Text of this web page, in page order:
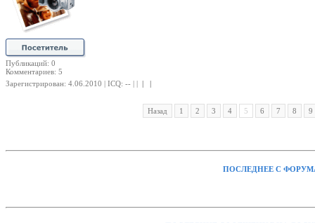
Публикаций: 0
Комментариев: 5
Зарегистрирован: 4.06.2010 | ICQ: -- | | | |
Назад 1 2 3 4 5 6 7 8 9
ПОСЛЕДНЕЕ С